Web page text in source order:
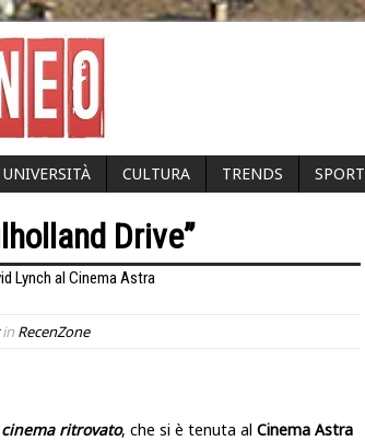
UNIVERSITÀ CULTURA TRENDS SPORT
Drive”
Lynch al Cinema Astra
in RecenZone
ritrovato, che si è tenuta al Cinema Astra